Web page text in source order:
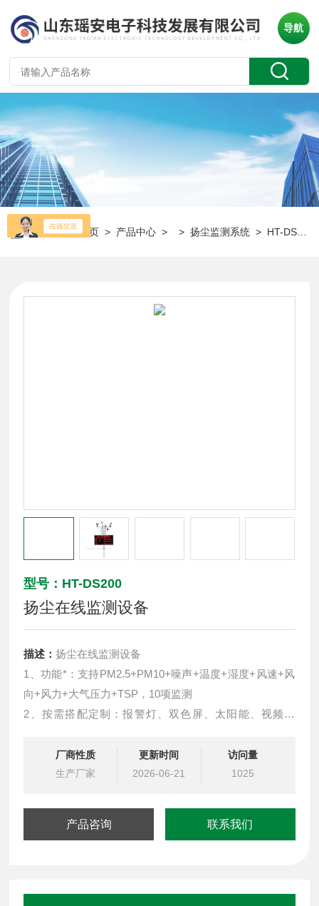
导航
当前位置：首页 > 产品中心 > >扬尘监测系统 > HT-DS200扬尘在线监测设备
型号：HT-DS200
扬尘在线监测设备
描述：扬尘在线监测设备
1、功能*：支持PM2.5+PM10+噪声+温度+湿度+风速+风
向+风力+大气压力+TSP，10项监测
2、按需搭配定制：报警灯、双色屏、太阳能、视频监
3、泵吸式采样：自主研发传感器模组
厂商性质
生产厂家
更新时间
2026-06-21
访问量
1025
产品咨询 联系我们